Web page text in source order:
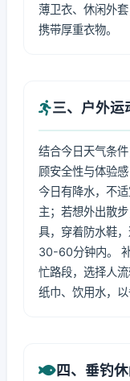
薄卫衣、休闲外
携带厚重衣物。
三、户外运
结合今日天气条
顾安全性与体验感
今日有降水，不
主；若想外出散
具，穿着防水鞋
30-60分钟内。
忙路段，选择人
纸巾、饮用水，以
四、垂钓